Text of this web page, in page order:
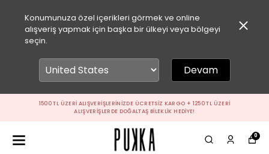
Konumunuza özel içerikleri görmek ve online
alışveriş yapmak için başka bir ülkeyi veya bölgeyi
seçin.
Devam
1500 TL ÜZERI ALIŞVERIŞLERINIZDE ÜCRETSIZ KARGO + 1250 TL ÜZERI
ALIŞVERIŞLERDE DOĞALTAŞ BILEKLIK HEDIYE!
0